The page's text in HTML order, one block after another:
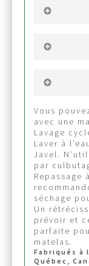
avec ce
ce textile
votre
Drap
king
Vous
avec une
Lavage
Laver à
Javel.
par
Repassage
séchage
Un
prévoir et
parfaite
matelas.
Fabriqués à
Québec,